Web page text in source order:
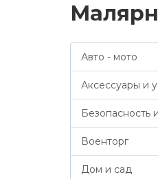
Авто - мото
Аксессуары и
Безопасность
Военторг
Дом и сад